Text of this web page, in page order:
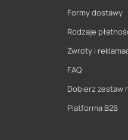
Formy dostawy
Rodzaje
Zwroty i
FAQ
Dobierz zestaw
Platforma B2B